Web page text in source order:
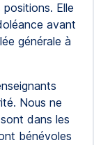
Elle
avant
générale à
Nous ne
dans les
bénévoles